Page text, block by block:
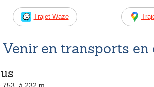
Trajet Waze
Venir en transports en
753, à 232 m